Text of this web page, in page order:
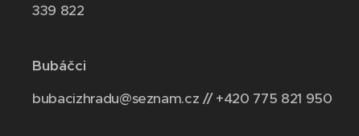
339 822
Bubáčci
bubacizhradu@seznam.cz // +420 775 821 950